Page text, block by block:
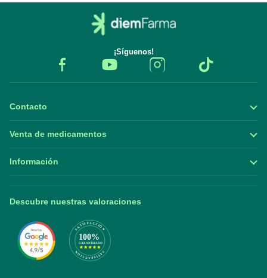
¡Síguenos!
Contacto
Venta de medicamentos
Información
Descubre nuestras valoraciones